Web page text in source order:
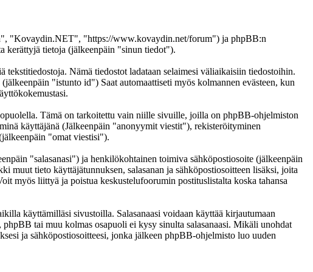
"Kovaydin.NET", "https://www.kovaydin.net/forum") ja phpBB:n
tietoja (jälkeenpäin "sinun tiedot").
Nämä tiedostot ladataan selaimesi väliaikaisiin tiedostoihin.
"istunto id") Saat automaattiseti myös kolmannen evästeen, kun
Tämä on tarkoitettu vain niille sivuille, joilla on phpBB-ohjelmiston
käyttäjänä (Jälkeenpäin "anonyymit viestit"), rekisteröityminen
"omat viestisi").
"salasanasi") ja henkilökohtainen toimiva sähköpostiosoite (jälkeenpäin
tieto käyttäjätunnuksen, salasanan ja sähköpostiosoitteen lisäksi, joita
myös liittyä ja poistua keskustelufoorumin postituslistalta koska tahansa
käyttämilläsi sivustoilla. Salasanaasi voidaan käyttää kirjautumaan
tai muu kolmas osapuoli ei kysy sinulta salasanaasi. Mikäli unohdat
ja sähköpostiosoitteesi, jonka jälkeen phpBB-ohjelmisto luo uuden